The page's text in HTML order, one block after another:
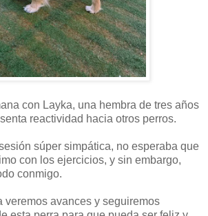
con Layka, una hembra de tres años
reactividad hacia otros perros.
súper simpática, no esperaba que
con los ejercicios, y sin embargo,
conmigo.
veremos avances y seguiremos